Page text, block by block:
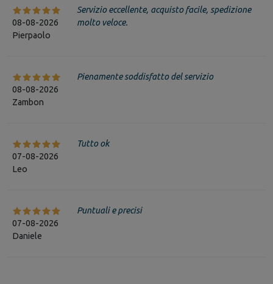
08-08-2026
Pierpaolo
Servizio eccellente, acquisto facile, spedizione
molto veloce.
08-08-2026
Zambon
Pienamente soddisfatto del servizio
07-08-2026
Leo
Tutto ok
07-08-2026
Daniele
Puntuali e precisi